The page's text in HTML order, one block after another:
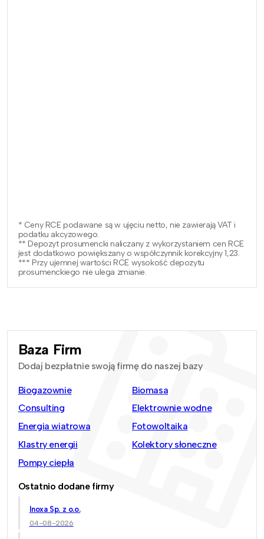
* Ceny RCE podawane są w ujęciu netto, nie zawierają VAT i
podatku akcyzowego.
** Depozyt prosumencki naliczany z wykorzystaniem cen RCE
jest dodatkowo powiększany o współczynnik korekcyjny 1,23.
*** Przy ujemnej wartości RCE wysokość depozytu
prosumenckiego nie ulega zmianie.
Baza Firm
Dodaj bezpłatnie swoją firmę do naszej bazy
Biogazownie
Biomasa
Consulting
Elektrownie wodne
Energia wiatrowa
Fotowoltaika
Klastry energii
Kolektory słoneczne
Pompy ciepła
Ostatnio dodane firmy
Inoxa Sp. z o.o.
04-08-2026